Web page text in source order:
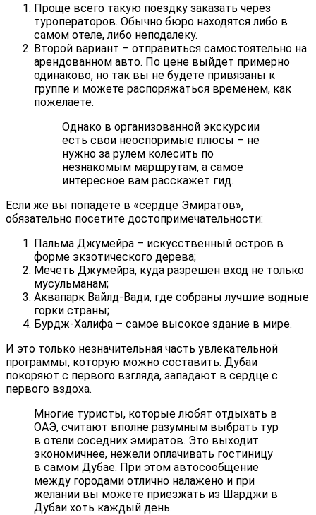
Проще всего такую поездку заказать через
туроператоров. Обычно бюро находятся либо в
самом отеле, либо неподалеку.
Второй вариант – отправиться самостоятельно на
арендованном авто. По цене выйдет примерно
одинаково, но так вы не будете привязаны к
группе и можете распоряжаться временем, как
пожелаете.
Однако в организованной экскурсии
есть свои неоспоримые плюсы – не
нужно за рулем колесить по
незнакомым маршрутам, а самое
интересное вам расскажет гид.
Если же вы попадете в «сердце Эмиратов»,
обязательно посетите достопримечательности:
Пальма Джумейра – искусственный остров в
форме экзотического дерева;
Мечеть Джумейра, куда разрешен вход не только
мусульманам;
Аквапарк Вайлд-Вади, где собраны лучшие водные
горки страны;
Бурдж-Халифа – самое высокое здание в мире.
И это только незначительная часть увлекательной
программы, которую можно составить. Дубаи
покоряют с первого взгляда, западают в сердце с
первого вздоха.
Многие туристы, которые любят отдыхать в
ОАЭ, считают вполне разумным выбрать тур
в отели соседних эмиратов. Это выходит
экономичнее, нежели оплачивать гостиницу
в самом Дубае. При этом автосообщение
между городами отлично налажено и при
желании вы можете приезжать из Шарджи в
Дубаи хоть каждый день.